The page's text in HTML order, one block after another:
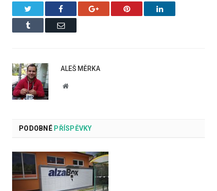
Facebook Google+ Pinterest LinkedIn
Tumblr Email
ALEŠ MĚRKA
Website
PODOBNÉPŘÍSPĚVKY